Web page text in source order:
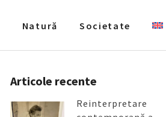
Natură Societate
Articole recente
Reinterpretare